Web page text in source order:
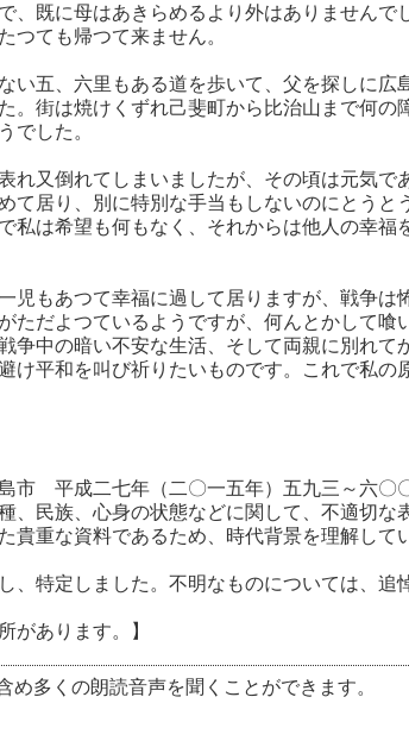
、既に母はあきらめるより外はありませんで
つても帰つて来ません。
い五、六里もある道を歩いて、父を探しに広
。街は焼けくずれ己斐町から比治山まで何の
でした。
れ又倒れてしまいましたが、その頃は元気で
て居り、別に特別な手当もしないのにとうと
私は希望も何もなく、それからは他人の幸福
児もあつて幸福に過して居りますが、戦争は
ただよつているようですが、何んとかして喰
争中の暗い不安な生活、そして両親に別れて
け平和を叫び祈りたいものです。これで私の
平成二七年（二〇一五年）五九三～六〇
、民族、心身の状態などに関して、不適切な
貴重な資料であるため、時代背景を理解して
、特定しました。不明なものについては、追
があります。】
多くの朗読音声を聞くことができます。